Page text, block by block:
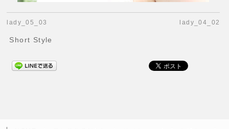
lady_05_03 lady_04_02
Short Style